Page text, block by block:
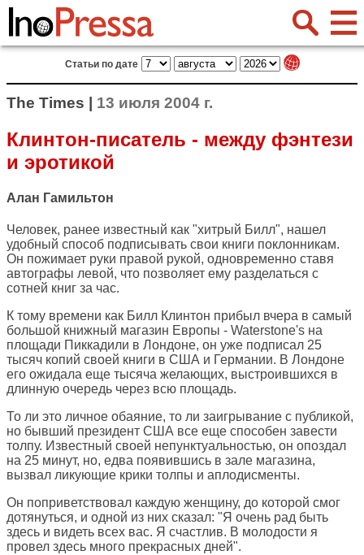
Статьи по дате
The Times | 13 июля 2004 г.
Клинтон-писатель - между фэнтези
и эротикой
Алан Гамильтон
Человек, ранее известный как "хитрый Билл", нашел
удобный способ подписывать свои книги поклонникам.
Он пожимает руки правой рукой, одновременно ставя
автографы левой, что позволяет ему разделаться с
сотней книг за час.
К тому времени как Билл Клинтон прибыл вчера в самый
большой книжный магазин Европы - Waterstone's на
площади Пиккадили в Лондоне, он уже подписал 25
тысяч копий своей книги в США и Германии. В Лондоне
его ожидала еще тысяча желающих, выстроившихся в
длинную очередь через всю площадь.
То ли это личное обаяние, то ли заигрывание с публикой,
но бывший президент США все еще способен завести
толпу. Известный своей непунктуальностью, он опоздал
на 25 минут, но, едва появившись в зале магазина,
вызвал ликующие крики толпы и аплодисменты.
Он поприветствовал каждую женщину, до которой смог
дотянуться, и одной из них сказал: "Я очень рад быть
здесь и видеть всех вас. Я счастлив. В молодости я
провел здесь много прекрасных дней".